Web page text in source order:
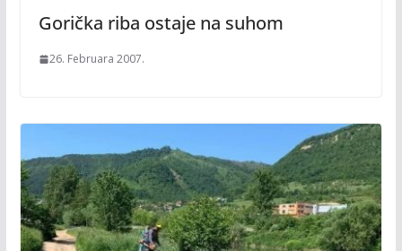
Gorička riba ostaje na suhom
26. Februara 2007.